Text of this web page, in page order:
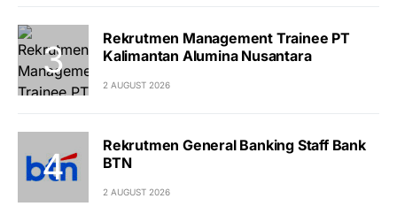
Rekrutmen Management Trainee PT
Kalimantan Alumina Nusantara
2 AUGUST 2026
Rekrutmen General Banking Staff Bank
BTN
2 AUGUST 2026